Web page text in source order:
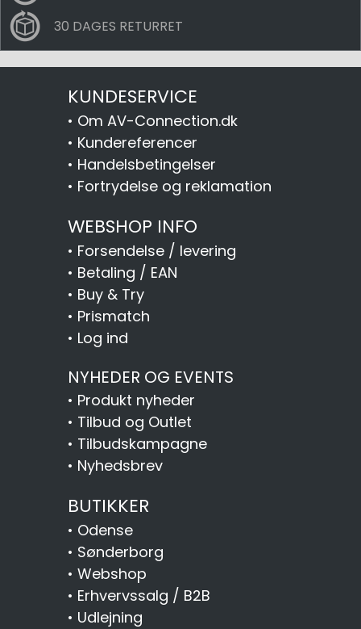
30 DAGES RETURRET
KUNDESERVICE
• Om AV-Connection.dk
• Kundereferencer
• Handelsbetingelser
• Fortrydelse og reklamation
WEBSHOP INFO
• Forsendelse / levering
• Betaling / EAN
• Buy & Try
• Prismatch
• Log ind
NYHEDER OG EVENTS
• Produkt nyheder
• Tilbud og Outlet
• Tilbudskampagne
• Nyhedsbrev
BUTIKKER
• Odense
• Sønderborg
• Webshop
• Erhvervssalg / B2B
• Udlejning